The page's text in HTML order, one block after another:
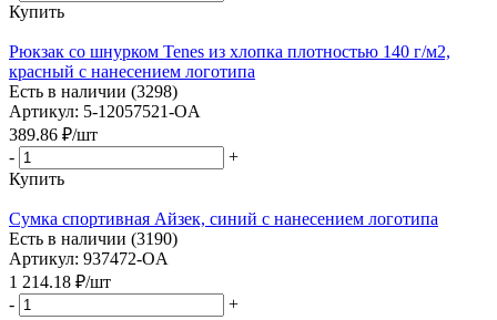
Купить
Рюкзак со шнурком Tenes из хлопка плотностью 140 г/м2,
красный с нанесением логотипа
Есть в наличии (3298)
Артикул: 5-12057521-OA
389.86 ₽/шт
-
+
Купить
Сумка спортивная Айзек, синий с нанесением логотипа
Есть в наличии (3190)
Артикул: 937472-OA
1 214.18 ₽/шт
-
+